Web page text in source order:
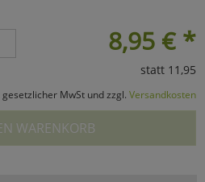
8,95 € *
statt 11,95
MwSt und zzgl. Versandkosten
WARENKORB